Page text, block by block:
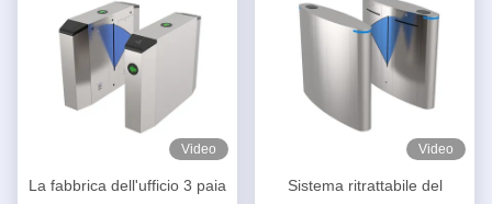
Video
La fabbrica dell'ufficio 3 paia
Video
Sistema ritrattabile del